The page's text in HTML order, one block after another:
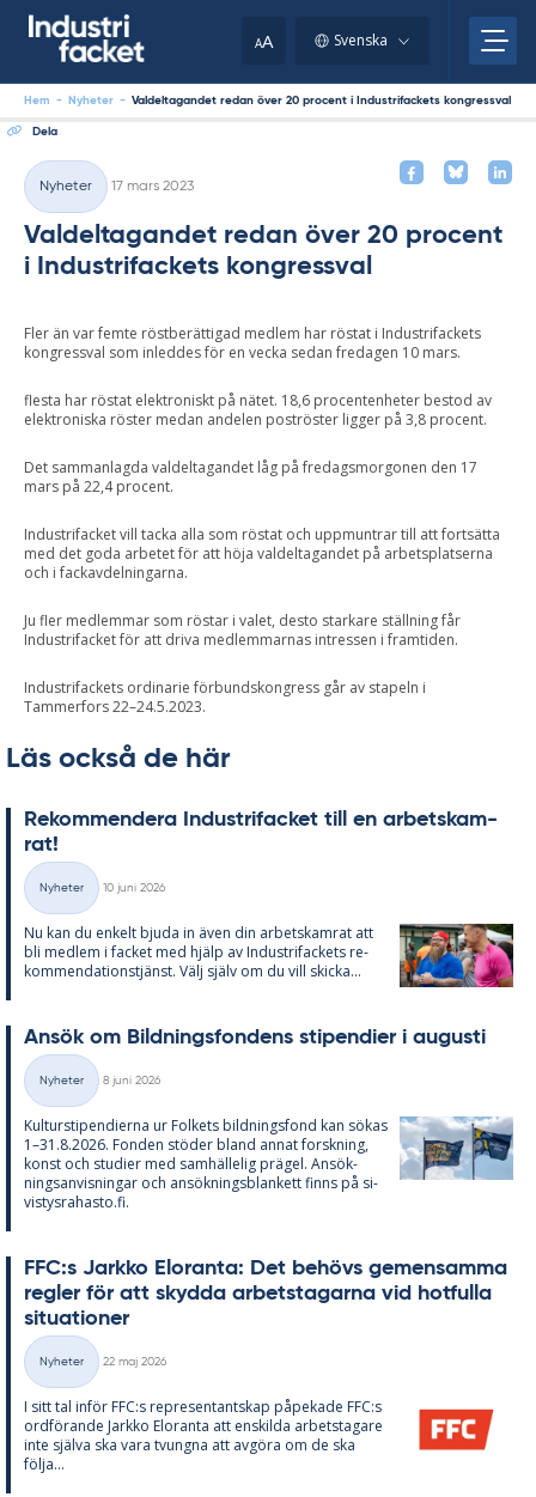
AA Svenska
Hem - Nyheter - Valdeltagandet redan över 20 procent i Industrifackets kongressval
Dela
Kategorier
Nyheter
17 mars 2023
Valdeltagandet redan över 20 procent
i Industrifackets kongressval
Fler än var femte röstberättigad medlem har röstat i Industrifackets
kongressval som inleddes för en vecka sedan fredagen 10 mars.
flesta har röstat elektroniskt på nätet. 18,6 procentenheter bestod av
elektroniska röster medan andelen poströster ligger på 3,8 procent.
Det sammanlagda valdeltagandet låg på fredagsmorgonen den 17
mars på 22,4 procent.
Industrifacket vill tacka alla som röstat och uppmuntrar till att fortsätta
med det goda arbetet för att höja valdeltagandet på arbetsplatserna
och i fackavdelningarna.
Ju fler medlemmar som röstar i valet, desto starkare ställning får
Industrifacket för att driva medlemmarnas intressen i framtiden.
Industrifackets ordinarie förbundskongress går av stapeln i
Tammerfors 22–24.5.2023.
Läs också de här
Re­kom­men­de­ra In­du­stri­fac­ket till en ar­bets­kam­
rat!
Kategorier
Nyheter
10 juni 2026
Nu kan du en­kelt bju­da in även din ar­bets­kam­rat att
bli med­lem i fac­ket med hjälp av In­du­stri­fac­kets re­
kom­men­da­tions­tjänst. Välj själv om du vill skic­ka...
An­sök om Bild­nings­fon­dens sti­pen­di­er i au­gusti
Kategorier
Nyheter
8 juni 2026
Kul­tursti­pen­di­er­na ur Fol­kets bild­nings­fond kan sö­kas
1–31.8.2026. Fon­den stö­der bland an­nat forsk­ning,
konst och stu­di­er med sam­häl­le­lig prä­gel. An­sök­
nings­an­vis­ning­ar och an­sök­nings­blan­kett fin­ns på si­
vis­tys­ra­has­to.fi.
FFC:s Jark­ko Elo­ran­ta: Det be­hö­vs ge­men­sam­ma
reg­ler för att skyd­da ar­bets­ta­gar­na vid hot­ful­la
si­tu­a­tio­ner
Kategorier
Nyheter
22 maj 2026
I sitt tal in­för FFC:s re­pre­sen­tant­skap på­pe­ka­de FFC:s
ord­fö­ran­de Jark­ko Elo­ran­ta att en­skil­da ar­bets­ta­ga­re
inte själva ska vara tvung­na att av­gö­ra om de ska
följa...